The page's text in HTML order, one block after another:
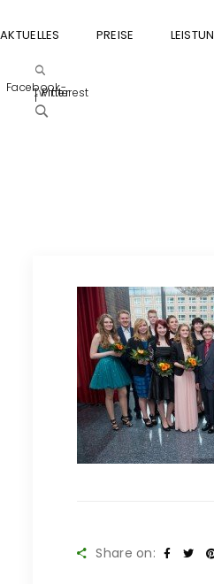
AKTUELLES PREISE
Facebook-
f
Twitter
Pinterest
Share on: